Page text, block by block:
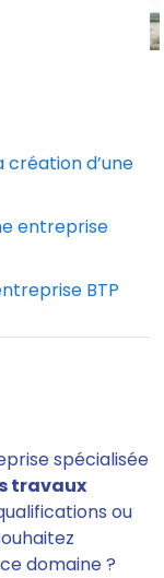
création d’une
entreprise
BTP
spécialisée
travaux
ou
domaine ?